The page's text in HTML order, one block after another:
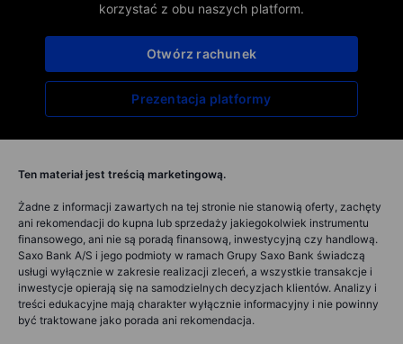
korzystać z obu naszych platform.
Prezentacja platformy
Otwórz rachunek
Ten materiał jest treścią marketingową.
Żadne z informacji zawartych na tej stronie nie stanowią oferty, zachęty
ani rekomendacji do kupna lub sprzedaży jakiegokolwiek instrumentu
finansowego, ani nie są poradą finansową, inwestycyjną czy handlową.
Saxo Bank A/S i jego podmioty w ramach Grupy Saxo Bank świadczą
usługi wyłącznie w zakresie realizacji zleceń, a wszystkie transakcje i
inwestycje opierają się na samodzielnych decyzjach klientów. Analizy i
treści edukacyjne mają charakter wyłącznie informacyjny i nie powinny
być traktowane jako porada ani rekomendacja.